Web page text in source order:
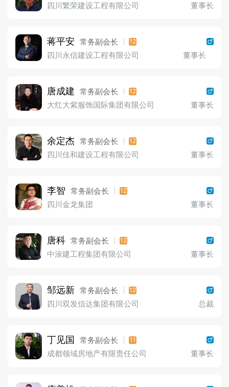
四川繁荣建设工程有限公司 董事长
蒋平安 常务副会长 12
四川永信建设工程有限公司 董事长
唐成建 常务副会长 12
大红大紫服饰国际集团有限公司 董事长
余定杰 常务副会长 12
四川佳和建设工程有限公司 董事长
李智 常务副会长 12
四川金龙集团 董事长
唐科 常务副会长 12
中涂建工程集团有限公司 董事长
邹远新 常务副会长 12
四川双发信达集团有限公司 总裁
丁见国 常务副会长 11
成都领域房地产有限责任公司 董事长